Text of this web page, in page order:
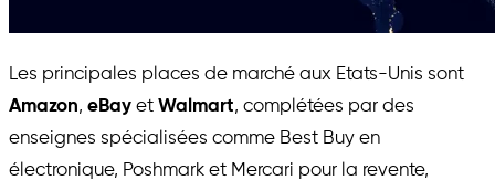
Les principales places de marché aux Etats-Unis sont
Amazon, eBay et Walmart, complétées par des
enseignes spécialisées comme Best Buy en
électronique, Poshmark et Mercari pour la revente,